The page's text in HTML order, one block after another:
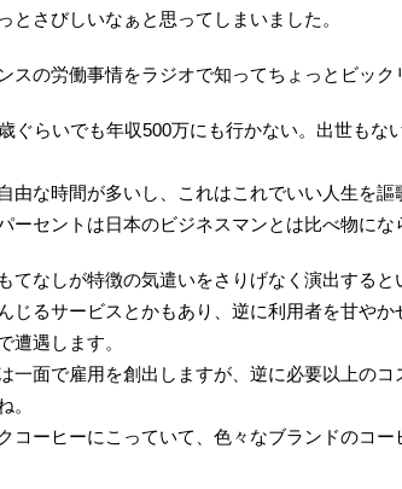
とさびしいなぁと思ってしまいました。
スの労働事情をラジオで知ってちょっとビック
ぐらいでも年収500万にも行かない。出世もな
由な時間が多いし、これはこれでいい人生を謳
ーセントは日本のビジネスマンとは比べ物にな
てなしが特徴の気遣いをさりげなく演出する
じるサービスとかもあり、逆に利用者を甘やか
遭遇します。
一面で雇用を創出しますが、逆に必要以上の
。
コーヒーにこっていて、色々なブランドのコー